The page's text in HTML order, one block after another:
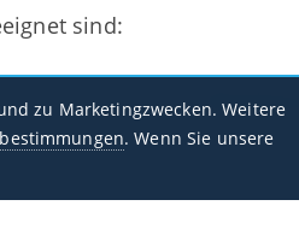
sind:
Mawlana
OAMS /
zu Marketingzwecken. Weitere
. Wenn Sie unsere